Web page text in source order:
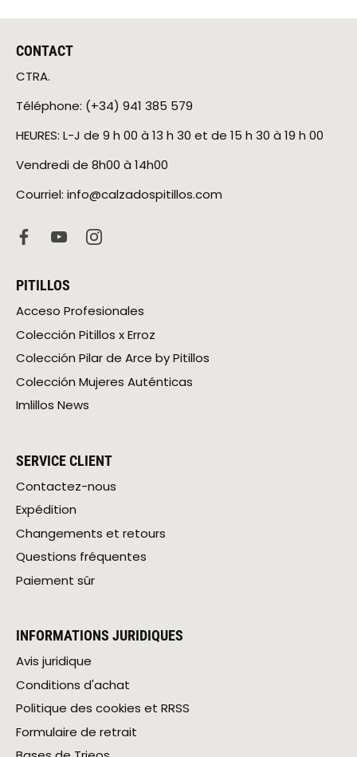
CONTACT
CTRA.
Téléphone: (+34) 941 385 579
HEURES: L-J de 9 h 00 à 13 h 30 et de 15 h 30 à 19 h 00
Vendredi de 8h00 à 14h00
Courriel: info@calzadospitillos.com
PITILLOS
Acceso Profesionales
Colección Pitillos x Erroz
Colección Pilar de Arce by Pitillos
Colección Mujeres Auténticas
Imlillos News
SERVICE CLIENT
Contactez-nous
Expédition
Changements et retours
Questions fréquentes
Paiement sûr
INFORMATIONS JURIDIQUES
Avis juridique
Conditions d'achat
Politique des cookies et RRSS
Formulaire de retrait